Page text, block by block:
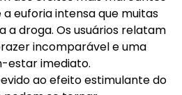
euforia intensa que muitas
a droga. Os usuários relatam
incomparável e uma
estar imediato.
ao efeito estimulante do